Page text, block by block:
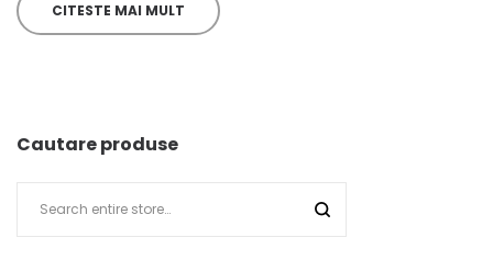
CITESTE MAI MULT
Cautare produse